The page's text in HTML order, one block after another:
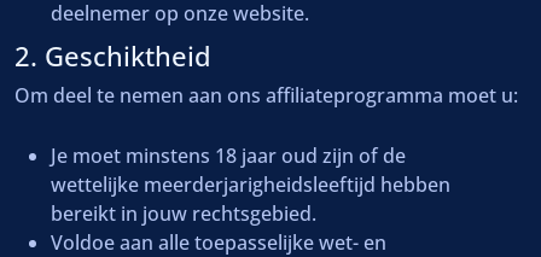
deelnemer op onze website.
2. Geschiktheid
Om deel te nemen aan ons affiliateprogramma moet u:
Je moet minstens 18 jaar oud zijn of de
wettelijke meerderjarigheidsleeftijd hebben
bereikt in jouw rechtsgebied.
Voldoe aan alle toepasselijke wet- en